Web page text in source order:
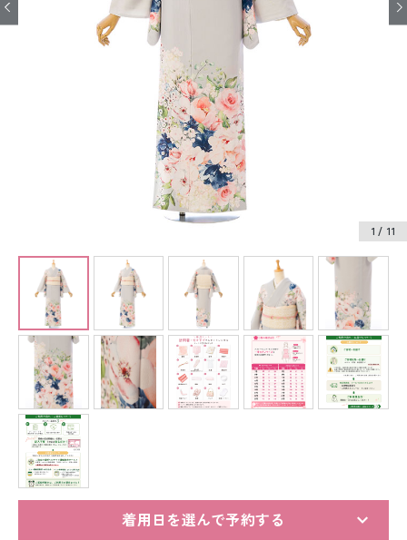
訪問着・付下げレンタル
ジュニア着物レンタル
ジュニア洋装レンタル
ベビー洋装レンタル
紋付袴レンタル
留袖レンタル
男性礼装レンタル
1 / 11
着用日を選んで予約する